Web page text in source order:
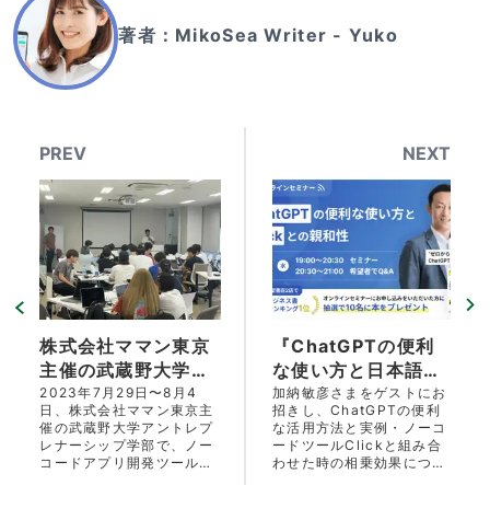
著者： MikoSea Writer - Yuko
PREV
株式会社ママン東京
主催の武蔵野大学ア
ントレプレナーシッ
プ学部ノーコード講
義にClickを提供
2023年7月29日〜8月4
日、株式会社ママン東京主
催の武蔵野大学アントレプ
レナーシップ学部で、ノー
コードアプリ開発ツール
NEXT
『ChatGPTの便利
な使い方と日本語対
応のノーコードツー
ルClickとの親和
性』ウェビナー開催
のお知らせ
加納敏彦さまをゲストにお
招きし、ChatGPTの便利
な活用方法と実例・ノーコ
ードツールClickと組み合
わせた時の相乗効果につい